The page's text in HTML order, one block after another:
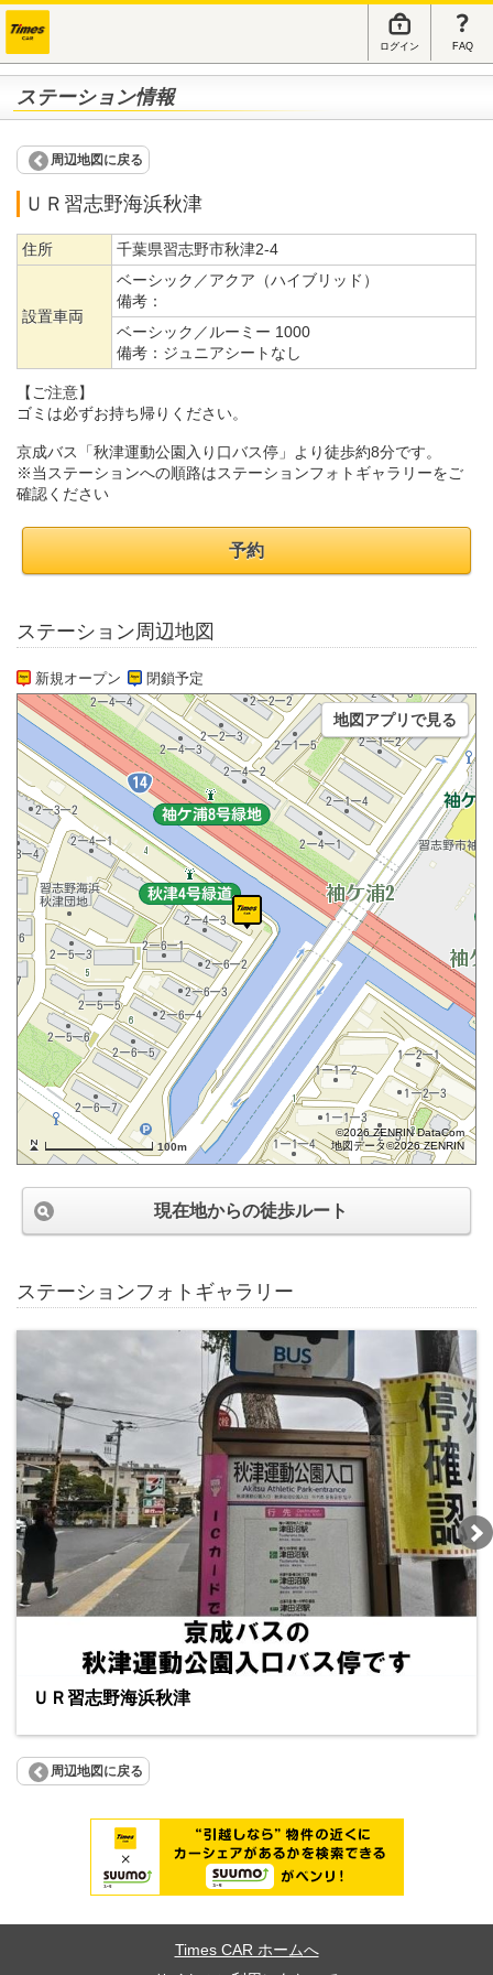
ログイン FAQ
ステーション情報
周辺地図に戻る
ＵＲ習志野海浜秋津
住所 千葉県習志野市秋津2-4
設置車両
ベーシック／アクア（ハイブリッド）
備考：
ベーシック／ルーミー 1000
備考： ジュニアシートなし
【ご注意】
ゴミは必ずお持ち帰りください。
京成バス「秋津運動公園入り口バス停」より徒歩約8分です。
※当ステーションへの順路はステーションフォトギャラリーをご
確認ください
予約
ステーション周辺地図
新規オープン 閉鎖予定
100m
©2026 ZENRIN DataCom
地図データ©2026 ZENRIN
地図アプリで見る
現在地からの徒歩ルート
ステーションフォトギャラリー
ＵＲ習志野海浜秋津
周辺地図に戻る
Times CAR ホームへ